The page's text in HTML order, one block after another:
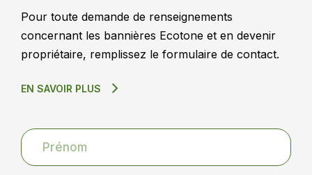
Pour toute demande de renseignements
concernant les bannières Ecotone et en devenir
propriétaire, remplissez le formulaire de contact.
EN SAVOIR PLUS